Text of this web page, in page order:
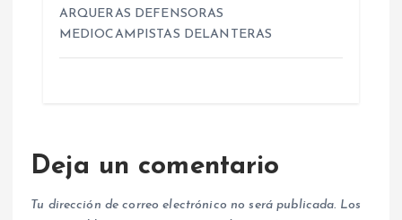
ARQUERAS DEFENSORAS
MEDIOCAMPISTAS DELANTERAS
Deja un comentario
Tu dirección de correo electrónico no será publicada. Los